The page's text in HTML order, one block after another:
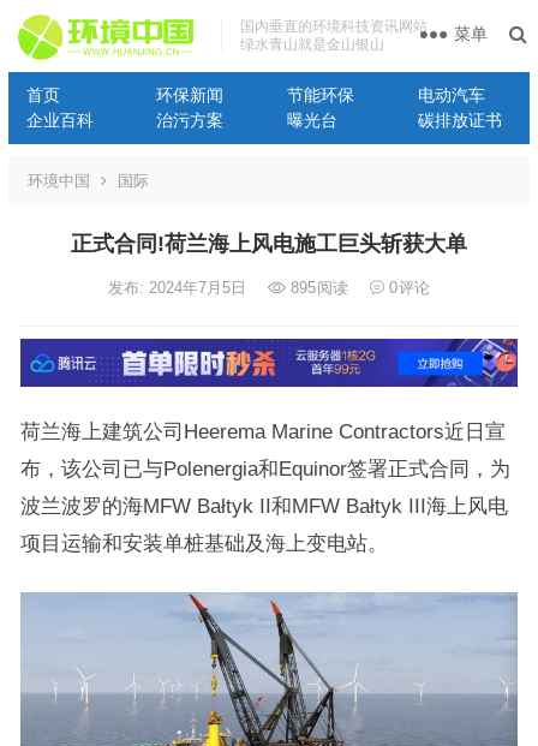
国内垂直的环境科技资讯网站
绿水青山就是金山银山
首页 环保新闻 节能环保
电动汽车
企业百科
治污方案 曝光台 碳排放证书
菜单
环境中国 国际
正式合同!荷兰海上风电施工巨头斩获大单
发布: 2024年7月5日 895阅读 0评论
荷兰海上建筑公司Heerema Marine Contractors近日宣
布，该公司已与Polenergia和Equinor签署正式合同，为
波兰波罗的海MFW Bałtyk II和MFW Bałtyk III海上风电
项目运输和安装单桩基础及海上变电站。